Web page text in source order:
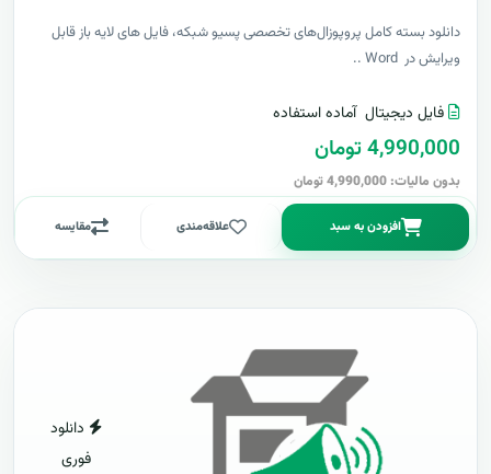
دانلود بسته کامل پروپوزال‌های تخصصی پسیو شبکه، فایل های لایه باز قابل
ویرایش در Word ..
فایل دیجیتال آماده استفاده
4,990,000 تومان
بدون مالیات: 4,990,000 تومان
افزودن به سبد علاقه‌مندی مقایسه
دانلود
فوری